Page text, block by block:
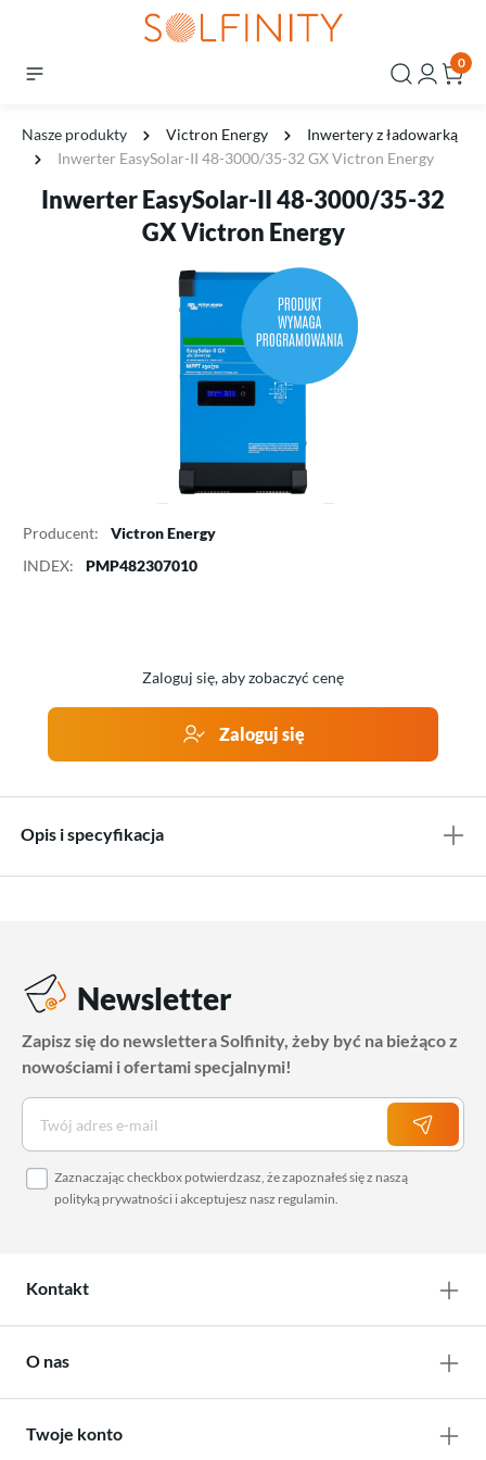
0
Nasze produkty Victron Energy
Inwertery z ładowarką
Inwerter EasySolar-II 48-3000/35-32 GX Victron Energy
Inwerter EasySolar-II 48-3000/35-32
GX Victron Energy
Producent:
Victron Energy
INDEX:
PMP482307010
Zaloguj się, aby zobaczyć cenę
Zaloguj się
Opis i specyfikacja
Newsletter
Zapisz się do newslettera Solfinity, żeby być na bieżąco z
nowościami i ofertami specjalnymi!
Zaznaczając checkbox potwierdzasz, że zapoznałeś się z naszą
polityką prywatności i akceptujesz nasz regulamin.
Kontakt
O nas
Twoje konto